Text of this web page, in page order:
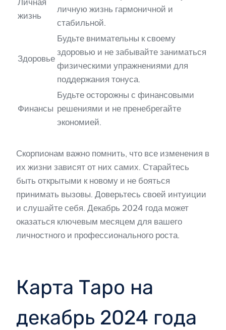
Личная
жизнь
личную жизнь гармоничной и
стабильной.
Здоровье
Будьте внимательны к своему
здоровью и не забывайте заниматься
физическими упражнениями для
поддержания тонуса.
Финансы
Будьте осторожны с финансовыми
решениями и не пренебрегайте
экономией.
Скорпионам важно помнить, что все изменения в
их жизни зависят от них самих. Старайтесь
быть открытыми к новому и не бояться
принимать вызовы. Доверьтесь своей интуиции
и слушайте себя. Декабрь 2024 года может
оказаться ключевым месяцем для вашего
личностного и профессионального роста.
Карта Таро на
декабрь 2024 года